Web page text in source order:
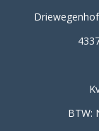
BTW: